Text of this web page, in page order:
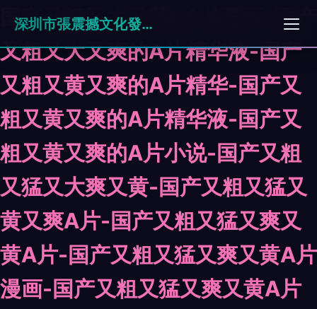
国产又粗又大又黄AA片爱豆-国产
又粗又大又爽的A片精华液-国产
又粗又黄又爽的A片精华-国产又
粗又黄又爽的A片精华液-国产又
粗又黄又爽的A片小说-国产又粗
又猛又大爽又黄-国产又粗又猛又
黄又爽A片-国产又粗又猛又爽又
黄A片-国产又粗又猛又爽又黄A片
漫画-国产又粗又猛又爽又黄A片
深圳市張震撼文化發展有限公司